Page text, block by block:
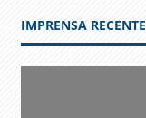
IMPRENSA RECENTE